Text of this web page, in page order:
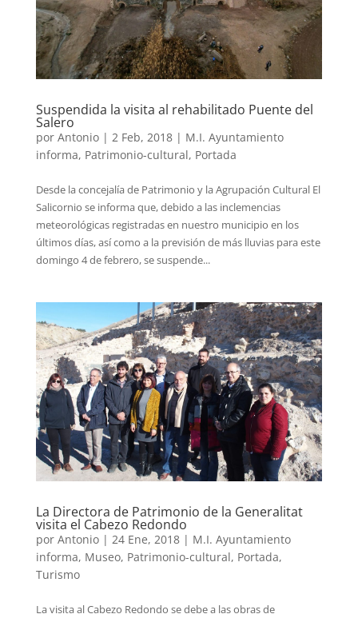
Suspendida la visita al rehabilitado Puente del
Salero
por Antonio| 2 Feb, 2018| M.I. Ayuntamiento
informa, Patrimonio-cultural, Portada
Desde la concejalía de Patrimonio y la Agrupación Cultural El
Salicornio se informa que, debido a las inclemencias
meteorológicas registradas en nuestro municipio en los
últimos días, así como a la previsión de más lluvias para este
domingo 4 de febrero, se suspende...
La Directora de Patrimonio de la Generalitat
visita el Cabezo Redondo
por Antonio| 24 Ene, 2018| M.I. Ayuntamiento
informa, Museo, Patrimonio-cultural, Portada,
Turismo
La visita al Cabezo Redondo se debe a las obras de